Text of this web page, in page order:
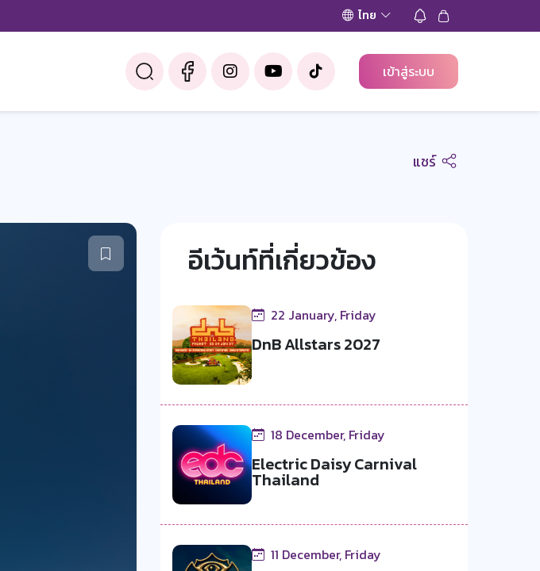
ไทย
เข้าสู่ระบบ
แชร์
อีเว้นท์ที่เกี่ยวข้อง
22 January, Friday
DnB Allstars 2027
18 December, Friday
Electric Daisy Carnival
Thailand
11 December, Friday